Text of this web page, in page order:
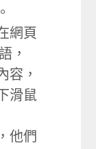
網頁
，
容，
滑鼠
他們